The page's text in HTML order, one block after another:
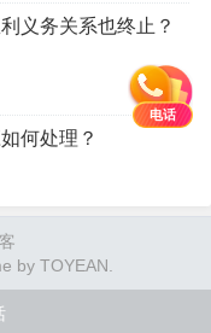
义务关系也终止？
何处理？
by TOYEAN
电话